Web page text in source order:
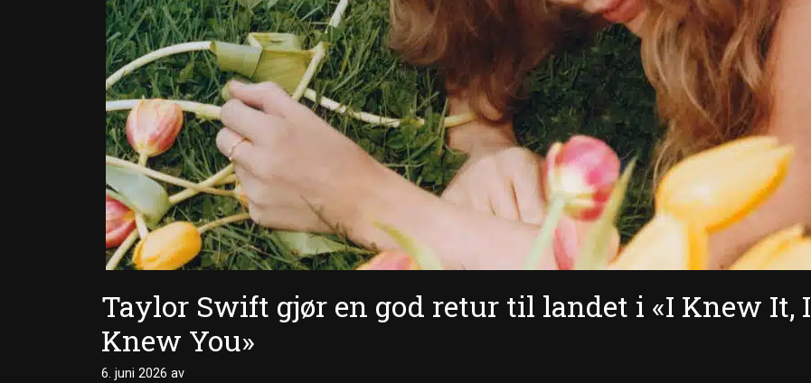
Taylor Swift gjør en god retur til landet i «I Knew It, I
Knew You»
6. juni 2026 av